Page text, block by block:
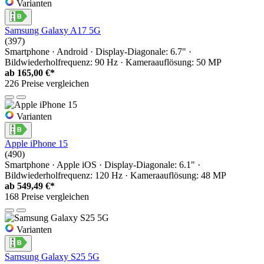
Varianten
Samsung Galaxy A17 5G
(397)
Smartphone · Android · Display-Diagonale: 6.7" ·
Bildwiederholfrequenz: 90 Hz · Kameraauflösung: 50 MP
ab 165,00 €*
226 Preise vergleichen
Varianten
Apple iPhone 15
(490)
Smartphone · Apple iOS · Display-Diagonale: 6.1" ·
Bildwiederholfrequenz: 120 Hz · Kameraauflösung: 48 MP
ab 549,49 €*
168 Preise vergleichen
Varianten
Samsung Galaxy S25 5G